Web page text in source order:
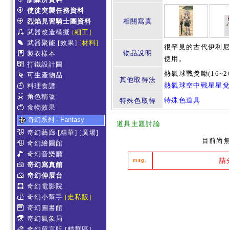
使徒突襲任務資料
烈焰見習騎士團資料
武器改造模擬 [細工]
武器聚能 [效果] [材料]
製衣樣本
打鐵設計圖
可生產物品
料理食譜
角色稱號
食物效果
奇幻系列 - Fantasy
奇幻藝廊 [精華] [廣場]
奇幻繪圖館
奇幻音樂廳
奇幻寫真館
奇幻伸展台
奇幻電影院
奇幻小幫手 [走私販]
奇幻圖書館
奇幻氣象局
相關寫真
物品說明
很罕見的古代伊利
使用。
其他取得法
熱氣球戰獎勵
熱氣球空中戰星星
特殊色取得
特殊色道具
道具主題討論
目前尚
msg. 請